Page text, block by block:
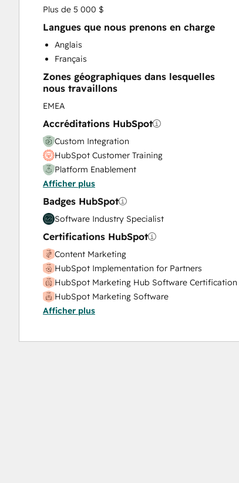
Sales Enablement
Website Development
Website Migration
Plus de 5 000 $
Langues que nous prenons en charge
Anglais
Français
Zones géographiques dans lesquelles
nous travaillons
EMEA
Accréditations HubSpot
Custom Integration
HubSpot Customer Training
Platform Enablement
Afficher plus
Badges HubSpot
Software Industry Specialist
Certifications HubSpot
Content Marketing
HubSpot Implementation for Partners
HubSpot Marketing Hub Software Certification
HubSpot Marketing Software
HubSpot Sales Hub Software Certification
HubSpot Solutions Partner
Afficher plus